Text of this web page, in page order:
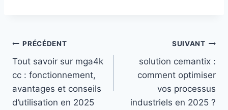
Navigation
de
l’article
PRÉCÉDENT
Tout savoir sur mga4k
cc : fonctionnement,
avantages et conseils
d’utilisation en 2025
SUIVANT
solution cemantix :
comment optimiser
vos processus
industriels en 2025 ?